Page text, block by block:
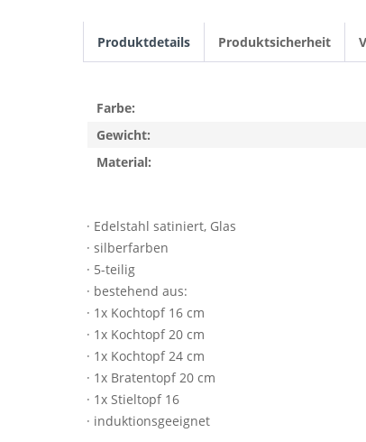
Produktdetails Produktsicherheit
· Edelstahl satiniert, Glas
· silberfarben
· 5-teilig
· bestehend aus:
· 1x Kochtopf 16 cm
· 1x Kochtopf 20 cm
· 1x Kochtopf 24 cm
· 1x Bratentopf 20 cm
· 1x Stieltopf 16
· induktionsgeeignet
Farbe:
Gewicht:
Material: